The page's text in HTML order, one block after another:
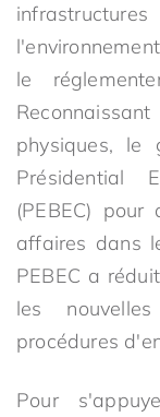
le
physiques, le
Présidential
(PEBEC)
affaires dans
PEBEC a
les
procédures
Pour